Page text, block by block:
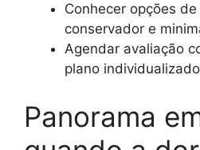
Conhecer opções
conservador e
Agendar avaliação
plano
Panorama